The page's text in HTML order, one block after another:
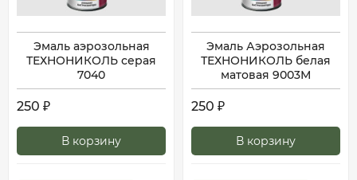
Эмаль аэрозольная
ТЕХНОНИКОЛЬ серая
7040
250 ₽
В корзину
Эмаль Аэрозольная
ТЕХНОНИКОЛЬ белая
матовая 9003М
250 ₽
В корзину